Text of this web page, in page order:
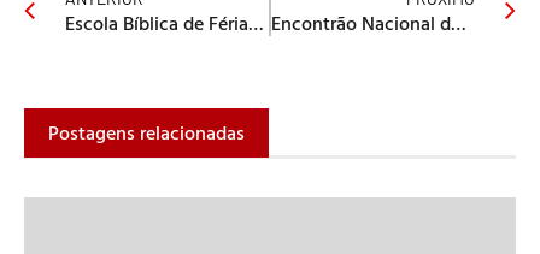
Escola Bíblica de Férias 2016 Encontrão Nacional de Jovens 2016
Postagens relacionadas